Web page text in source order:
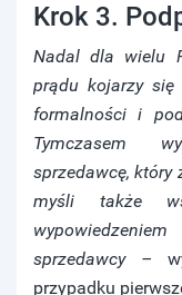
Krok 3.
Nadal dla wielu
prądu kojarzy się
formalności i
Tymczasem
sprzedawcę, który
myśli także
sprzedawcy –
przypadku